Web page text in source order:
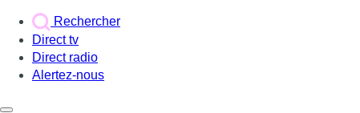
Rechercher
Direct tv
Direct radio
Alertez-nous